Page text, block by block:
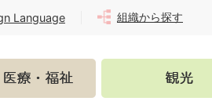
Language 組織から探す